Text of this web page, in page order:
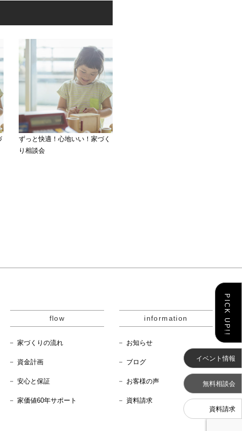
ずっと快適！心地いい！家づく
り相談会
イベント情報
無料相談会
資料請求
flow
家づくりの流れ
資金計画
安心と保証
家価値60年サポート
information
お知らせ
ブログ
お客様の声
資料請求